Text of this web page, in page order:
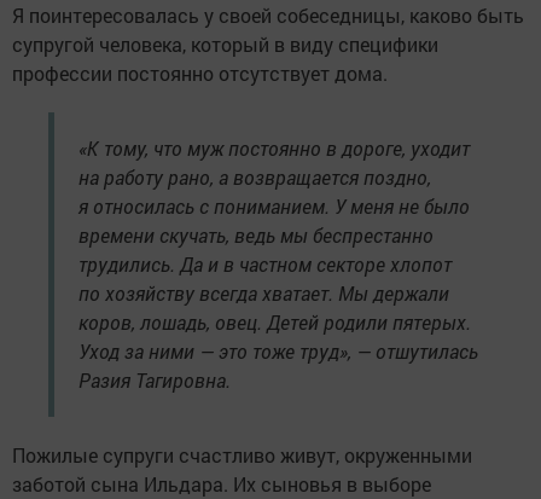
Я поинтересовалась у своей собеседницы, каково быть
супругой человека, который в виду специфики
профессии постоянно отсутствует дома.
«К тому, что муж постоянно в дороге, уходит
на работу рано, а возвращается поздно,
я относилась с пониманием. У меня не было
времени скучать, ведь мы беспрестанно
трудились. Да и в частном секторе хлопот
по хозяйству всегда хватает. Мы держали
коров, лошадь, овец. Детей родили пятерых.
Уход за ними — это тоже труд», — отшутилась
Разия Тагировна.
Пожилые супруги счастливо живут, окруженными
заботой сына Ильдара. Их сыновья в выборе